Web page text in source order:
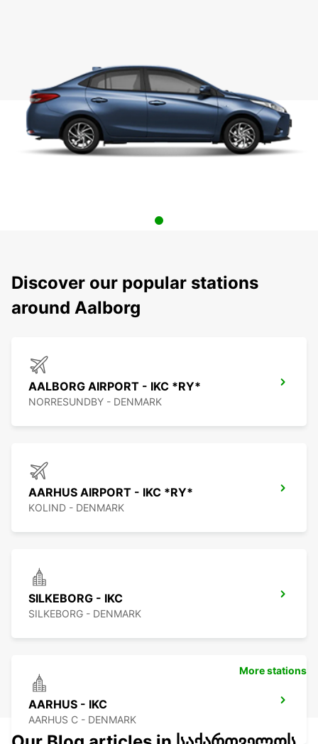
Discover our popular stations
around Aalborg
AALBORG AIRPORT - IKC *RY*
NORRESUNDBY - DENMARK
AARHUS AIRPORT - IKC *RY*
KOLIND - DENMARK
SILKEBORG - IKC
SILKEBORG - DENMARK
AARHUS - IKC
AARHUS C - DENMARK
More stations